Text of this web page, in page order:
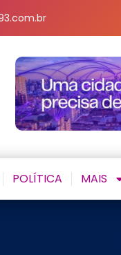
POLÍTICA MAIS